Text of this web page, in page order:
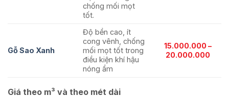
chống mối mọt
tốt.
Gỗ Sao Xanh
Độ bền cao, ít
cong vênh, chống
mối mọt tốt trong
điều kiện khí hậu
nóng ẩm
15.000.000 –
20.000.000
Giá theo m³ và theo mét dài